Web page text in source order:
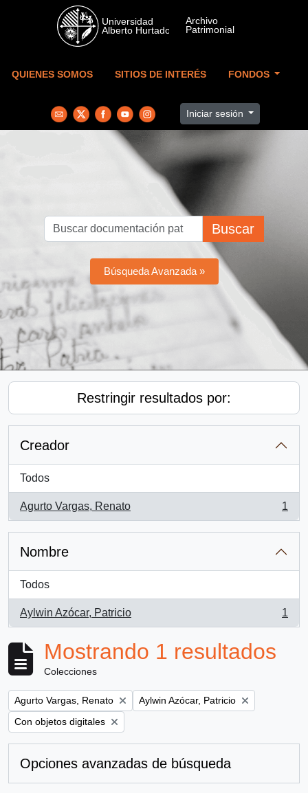
Skip to main content
QUIENES SOMOS SITIOS DE INTERÉS FONDOS
Iniciar sesión
Buscar
Búsqueda Avanzada »
Restringir resultados por:
Creador
Todos
Agurto Vargas, Renato
, 1 resultados
1
Nombre
Todos
Aylwin Azócar, Patricio
, 1 resultados
1
Mostrando 1 resultados
Colecciones
Remove filter:
Agurto Vargas, Renato Remove filter:
Aylwin Azócar, Patricio
Remove filter:
Con objetos digitales
Opciones avanzadas de búsqueda